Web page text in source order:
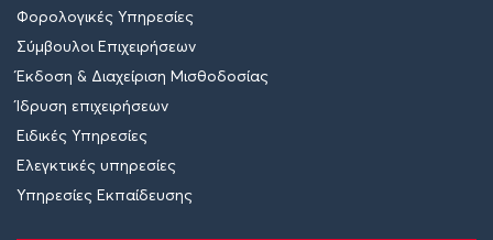
Φορολογικές Υπηρεσίες
Σύμβουλοι Επιχειρήσεων
Έκδοση & Διαχείριση Μισθοδοσίας
Ίδρυση επιχειρήσεων
Ειδικές Υπηρεσίες
Ελεγκτικές υπηρεσίες
Υπηρεσίες Εκπαίδευσης